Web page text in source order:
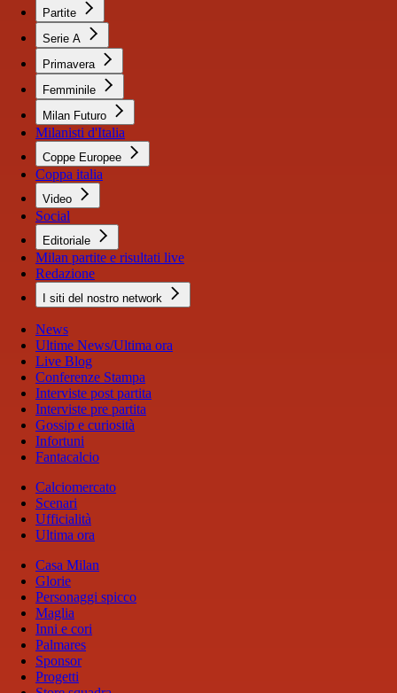
Partite
Serie A
Primavera
Femminile
Milan Futuro
Milanisti d'Italia
Coppe Europee
Coppa italia
Video
Social
Editoriale
Milan partite e risultati live
Redazione
I siti del nostro network
News
Ultime News/Ultima ora
Live Blog
Conferenze Stampa
Interviste post partita
Interviste pre partita
Gossip e curiosità
Infortuni
Fantacalcio
Calciomercato
Scenari
Ufficialità
Ultima ora
Casa Milan
Glorie
Personaggi spicco
Maglia
Inni e cori
Palmares
Sponsor
Progetti